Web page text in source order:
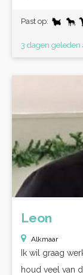
Past op:
3 dagen geleden
Leon
Alkmaar
Ik wil graag
houd veel van